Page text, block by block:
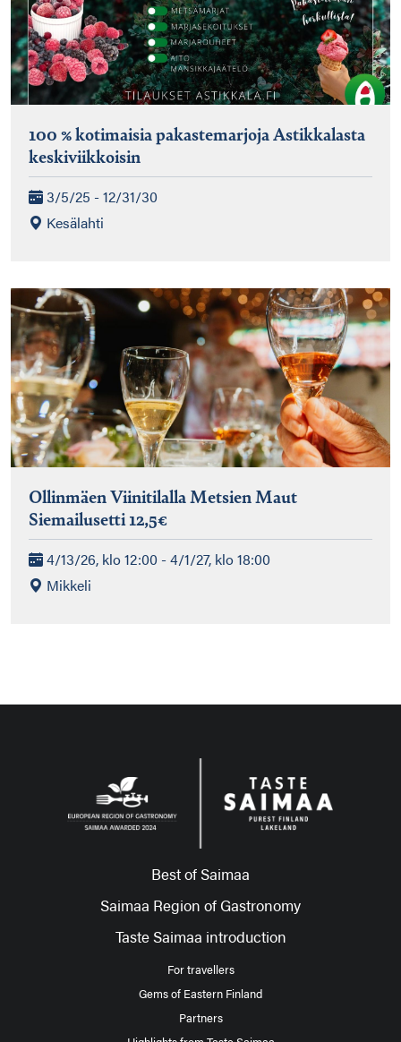
100 % kotimaisia pakastemarjoja Astikkalasta
keskiviikkoisin
3/5/25 - 12/31/30
Kesälahti
Ollinmäen Viinitilalla Metsien Maut
Siemailusetti 12,5€
4/13/26, klo 12:00 - 4/1/27, klo 18:00
Mikkeli
Best of Saimaa
Saimaa Region of Gastronomy
Taste Saimaa introduction
For travellers
Gems of Eastern Finland
Partners